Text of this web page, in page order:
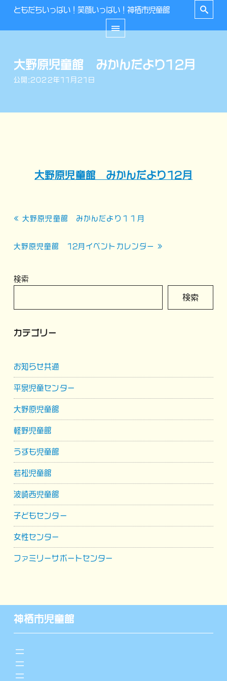
ともだちいっぱい！笑顔いっぱい！神栖市児童館
大野原児童館 みかんだより12月
公開:2022年11月21日
大野原児童館 みかんだより12月
ナ
ゲ
シ
ョ
« 大野原児童館 みかんだより１１月
大野原児童館 12月イベントカレンダー »
検索
検索
カテゴリー
お知らせ共通
平泉児童センター
大野原児童館
軽野児童館
うずも児童館
若松児童館
波崎西児童館
子どもセンター
女性センター
ファミリーサポートセンター
神栖市児童館